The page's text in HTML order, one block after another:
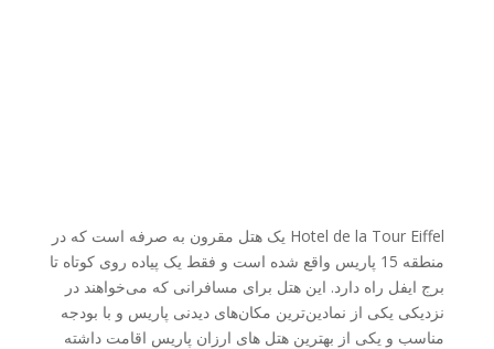
Hotel de la Tour Eiffel یک هتل مقرون به صرفه است که در
منطقه 15 پاریس واقع شده است و فقط یک پیاده روی کوتاه تا
برج ایفل راه دارد. این هتل برای مسافرانی که می‌خواهند در
نزدیکی یکی از نمادین‌ترین مکان‌های دیدنی پاریس و با بودجه
مناسب و یکی از بهترین هتل های ارزان پاریس اقامت داشته